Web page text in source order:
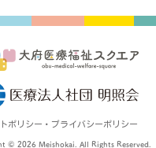
ポリシー・プライバシーポリシー
© 2026 Meishokai. All Rights Reserved.